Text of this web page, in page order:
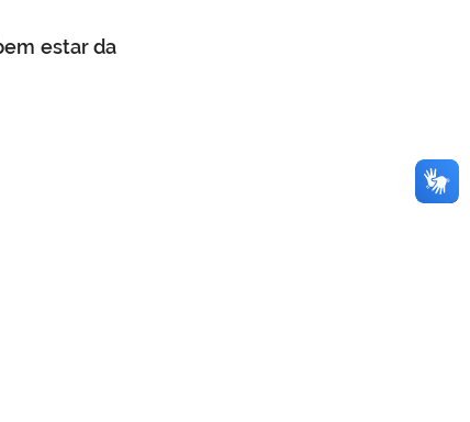
estar da